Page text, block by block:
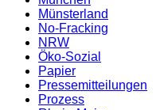
Münsterland
No-Fracking
NRW
Öko-Sozial
Papier
Pressemitteilungen
Prozess